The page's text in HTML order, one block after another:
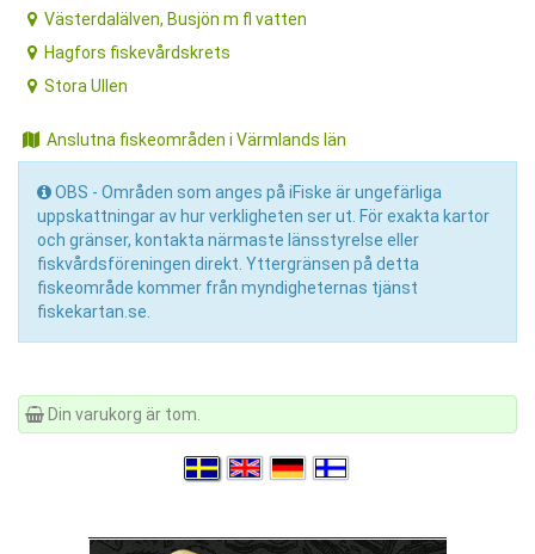
Västerdalälven, Busjön m fl vatten
Hagfors fiskevårdskrets
Stora Ullen
Anslutna fiskeområden i Värmlands län
OBS - Områden som anges på iFiske är ungefärliga
uppskattningar av hur verkligheten ser ut. För exakta kartor
och gränser, kontakta närmaste länsstyrelse eller
fiskvårdsföreningen direkt. Yttergränsen på detta
fiskeområde kommer från myndigheternas tjänst
fiskekartan.se.
Din varukorg är tom.